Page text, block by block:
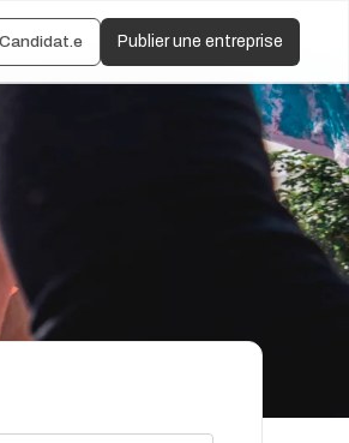
Candidat.e Publier une entreprise